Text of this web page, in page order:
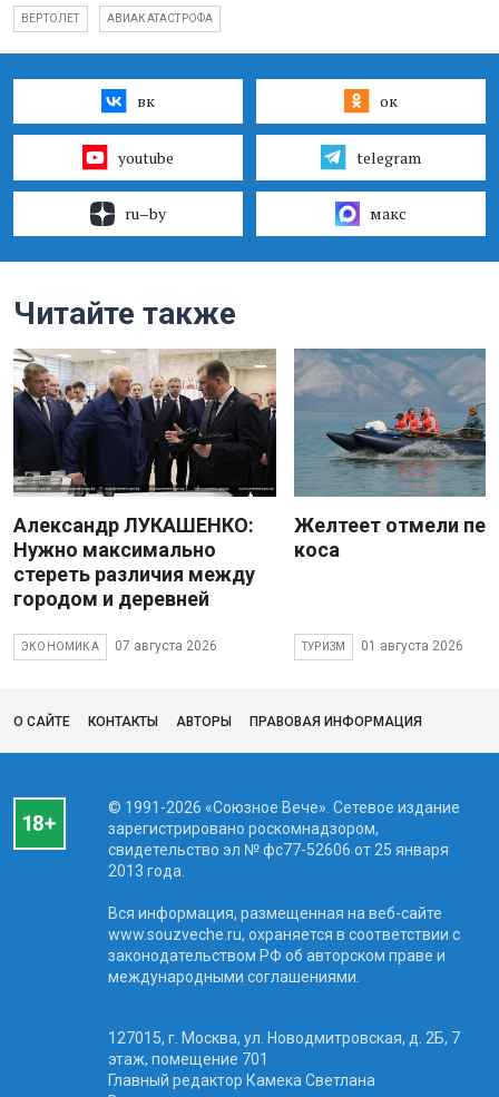
ВЕРТОЛЕТ АВИАКАТАСТРОФА
вк ок
youtube telegram
ru–by макс
Читайте также
Александр ЛУКАШЕНКО:
Нужно максимально
стереть различия между
городом и деревней
ЭКОНОМИКА 07 августа 2026
Желтеет отмели
коса
ТУРИЗМ 01 августа 2026
О САЙТЕ КОНТАКТЫ АВТОРЫ ПРАВОВАЯ ИНФОРМАЦИЯ
© 1991-2026 «Союзное Вече». Сетевое издание
зарегистрировано роскомнадзором,
свидетельство эл № фc77-52606 от 25 января
2013 года.
Вся информация, размещенная на веб-сайте
www.souzveche.ru, охраняется в соответствии с
законодательством РФ об авторском праве и
международными соглашениями.
127015, г. Москва, ул. Новодмитровская, д. 2Б, 7
этаж, помещение 701
Главный редактор Камека Светлана